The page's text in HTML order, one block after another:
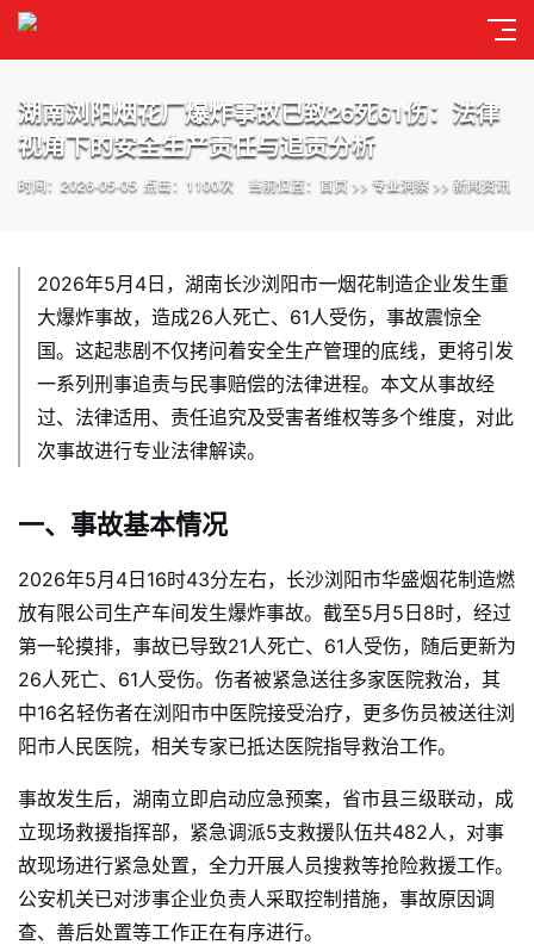
湖南浏阳烟花厂爆炸事故已致26死61伤：法律
视角下的安全生产责任与追责分析
当前位置： 首页 >> 专业洞察 >> 新闻资讯
时间：2026-05-05 点击：1100次
2026年5月4日，湖南长沙浏阳市一烟花制造企业发生重
大爆炸事故，造成26人死亡、61人受伤，事故震惊全
国。这起悲剧不仅拷问着安全生产管理的底线，更将引发
一系列刑事追责与民事赔偿的法律进程。本文从事故经
过、法律适用、责任追究及受害者维权等多个维度，对此
次事故进行专业法律解读。
一、事故基本情况
2026年5月4日16时43分左右，长沙浏阳市华盛烟花制造燃
放有限公司生产车间发生爆炸事故。截至5月5日8时，经过
第一轮摸排，事故已导致21人死亡、61人受伤，随后更新为
26人死亡、61人受伤。伤者被紧急送往多家医院救治，其
中16名轻伤者在浏阳市中医院接受治疗，更多伤员被送往浏
阳市人民医院，相关专家已抵达医院指导救治工作。
事故发生后，湖南立即启动应急预案，省市县三级联动，成
立现场救援指挥部，紧急调派5支救援队伍共482人，对事
故现场进行紧急处置，全力开展人员搜救等抢险救援工作。
公安机关已对涉事企业负责人采取控制措施，事故原因调
查、善后处置等工作正在有序进行。